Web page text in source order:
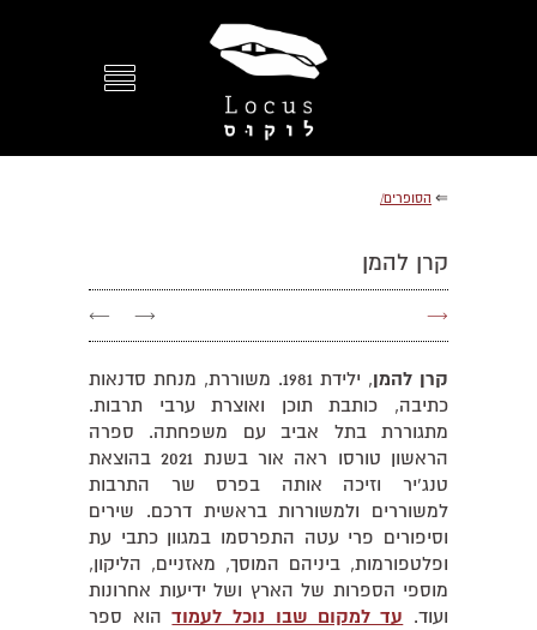
⇐ הסופרים/
קרן להמן
→
→
←
קרן להמן
, ילידת 1981. משוררת, מנחת סדנאות
כתיבה, כותבת תוכן ואוצרת ערבי תרבות.
מתגוררת בתל אביב עם משפחתה. ספרה
הראשון טורסו ראה אור בשנת 2021 בהוצאת
טנג’יר וזיכה אותה בפרס שר התרבות
למשוררים ולמשוררות בראשית דרכם. שירים
וסיפורים פרי עטה התפרסמו במגוון כתבי עת
ופלטפורמות, ביניהם המוסך, מאזניים, הליקון,
מוספי הספרות של הארץ ושל ידיעות אחרונות
ועוד. עד למקום שבו נוכל לעמודהוא ספר